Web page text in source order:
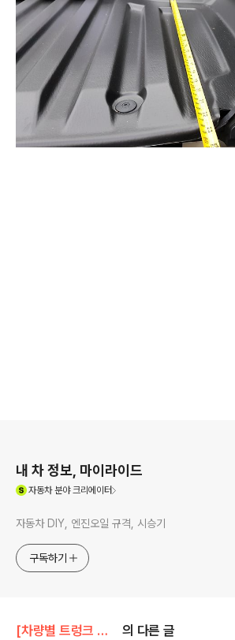
내 차 정보, 마이라이드
자동차분야 크리에이터
자동차 DIY, 엔진오일 규격, 시승기
구독하기
[차량별 트렁크 실측]/쌍용 트렁크 의 다른 글